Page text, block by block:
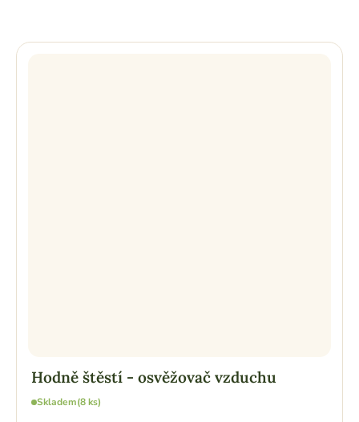
Hodně štěstí - osvěžovač vzduchu
Skladem(8 ks)